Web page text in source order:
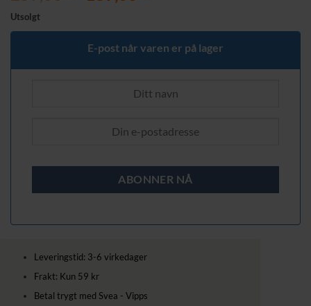
var:
259,00 kr.
er:
189,00 kr.
Utsolgt
E-post når varen er på lager
Leveringstid: 3-6 virkedager
Frakt: Kun 59 kr
Betal trygt med Svea - Vipps